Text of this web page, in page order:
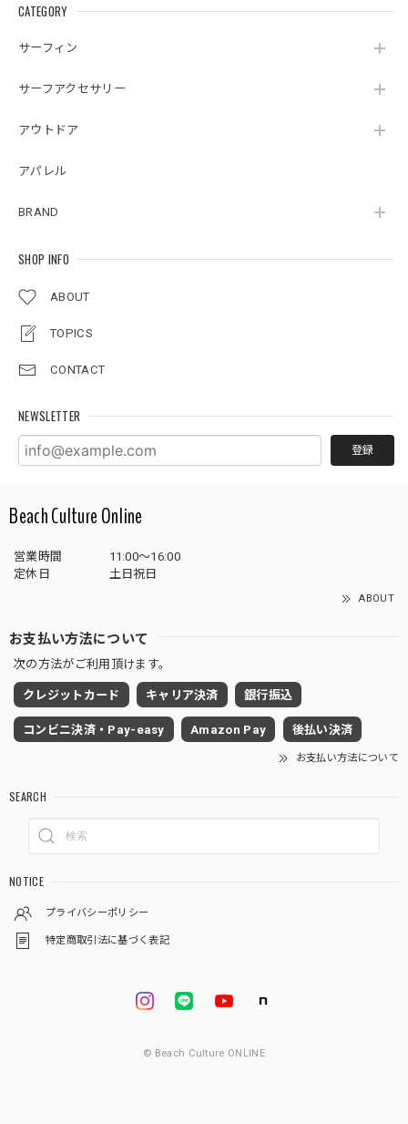
CATEGORY
サーフィン
サーフアクセサリー
アウトドア
アパレル
BRAND
SHOP INFO
ABOUT
TOPICS
CONTACT
NEWSLETTER
登録
Beach Culture Online
営業時間
11:00～16:00
定休日
土日祝日
ABOUT
お支払い方法について
次の方法がご利用頂けます。
クレジットカード キャリア決済 銀行振込
コンビニ決済・Pay-easy Amazon Pay 後払い決済
お支払い方法について
SEARCH
NOTICE
プライバシーポリシー
特定商取引法に基づく表記
© Beach Culture ONLINE